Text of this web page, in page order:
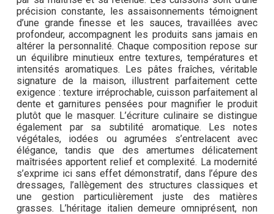
précision constante, les assaisonnements témoignent
d’une grande finesse et les sauces, travaillées avec
profondeur, accompagnent les produits sans jamais en
altérer la personnalité. Chaque composition repose sur
un équilibre minutieux entre textures, températures et
intensités aromatiques. Les pâtes fraîches, véritable
signature de la maison, illustrent parfaitement cette
exigence : texture irréprochable, cuisson parfaitement al
dente et garnitures pensées pour magnifier le produit
plutôt que le masquer. L’écriture culinaire se distingue
également par sa subtilité aromatique. Les notes
végétales, iodées ou agrumées s’entrelacent avec
élégance, tandis que des amertumes délicatement
maîtrisées apportent relief et complexité. La modernité
s’exprime ici sans effet démonstratif, dans l’épure des
dressages, l’allègement des structures classiques et
une gestion particulièrement juste des matières
grasses. L’héritage italien demeure omniprésent, non